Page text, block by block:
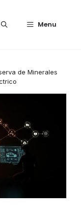
Menu
de Minerales